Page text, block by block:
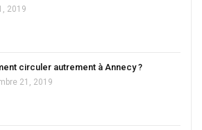
2019
circuler autrement à Annecy ?
21, 2019